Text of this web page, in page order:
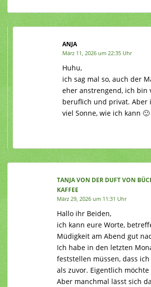
ANJA
März 11, 2026 um 22:35 Uhr
Huhu,
ich sag mal so, auch der
eher anstrengend, ich bin
beruflich und privat. Aber
viel Sonne, wie ich kann 🙂
TANJA VON DER DUFT VON
KAFFEE
März 29, 2026 um 11:31 Uhr
Hallo ihr Beiden,
ich kann eure Worte,
Müdigkeit am Abend gut
Ich habe in den letzten
feststellen müssen, dass
als zuvor. Eigentlich
Aber manchmal lässt sich